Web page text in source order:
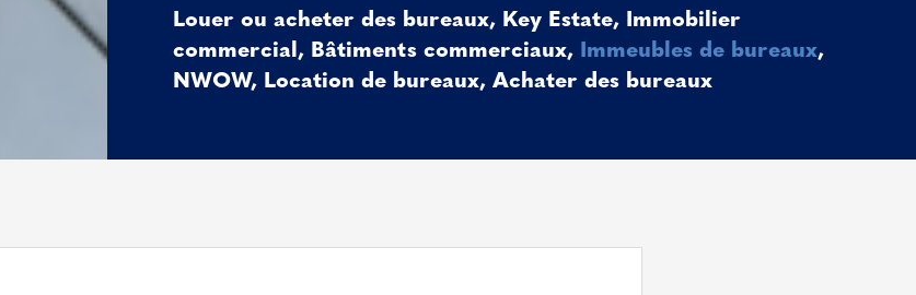
Louer ou acheter des bureaux, Key Estate, Immobilier
commercial, Bâtiments commerciaux, Immeubles de bureaux,
NWOW, Location de bureaux, Achater des bureaux